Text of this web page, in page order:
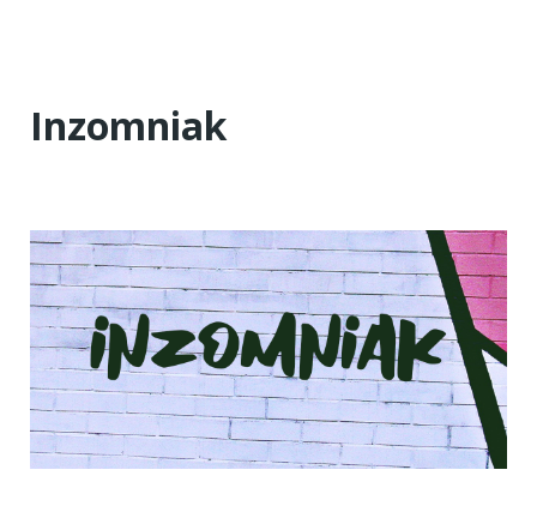
Inzomniak